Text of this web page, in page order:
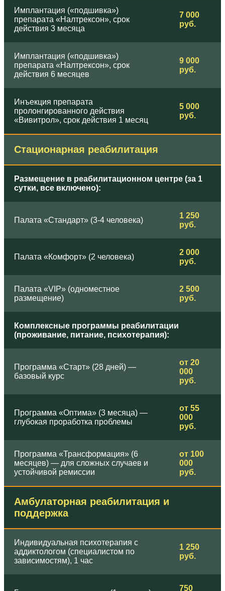
Имплантация («подшивка»)
препарата «Налтрексон», срок
действия 3 месяца
7 000
руб.
Имплантация («подшивка»)
препарата «Налтрексон», срок
действия 6 месяцев
9 000
руб.
Инъекция препарата
пролонгированного действия
«Вивитрол», срок действия 1 месяц
5 000
руб.
Стационарная реабилитация
Размещение в реабилитационном центре (за 1
сутки, все включено):
Палата «Стандарт» (3-4 человека)
1 250
руб.
Палата «Комфорт» (2 человека)
2 000
руб.
Палата «VIP» (одноместное
размещение)
2 500
руб.
Комплексные программы реабилитации
(проживание, питание, психотерапия):
Программа «Старт» (28 дней) —
базовый курс
от 20
000
руб.
Программа «Оптима» (3 месяца) —
глубокая проработка проблемы
от 55
000
руб.
Программа «Трансформация» (6
месяцев) — для сложных случаев и
устойчивой ремиссии
от 100
000
руб.
Амбулаторная реабилитация и
поддержка
Индивидуальная психотерапия с
аддиктологом (специалистом по
зависимостям), 1 час
1 250
руб.
750